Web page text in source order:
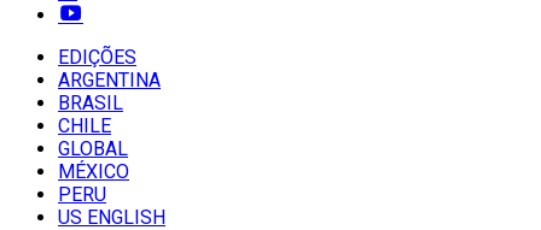
EDIÇÕES
ARGENTINA
BRASIL
CHILE
GLOBAL
MÉXICO
PERU
US ENGLISH